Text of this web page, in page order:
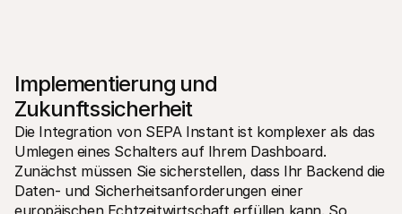
Implementierung und
Zukunftssicherheit
Die Integration von SEPA Instant ist komplexer als das
Umlegen eines Schalters auf Ihrem Dashboard.
Zunächst müssen Sie sicherstellen, dass Ihr Backend die
Daten- und Sicherheitsanforderungen einer
europäischen Echtzeitwirtschaft erfüllen kann. So